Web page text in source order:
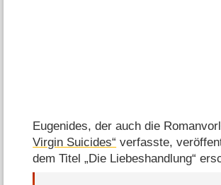
Eugenides, der auch die
Virgin Suicides“ verfasste,
dem Titel „Die Liebeshandlung“